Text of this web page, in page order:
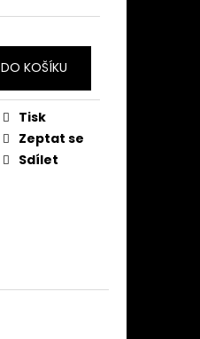
DO KOŠÍKU
Tisk
Zeptat se
Sdílet